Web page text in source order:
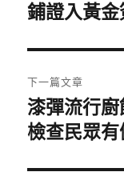
導
覽
一
文
章:
鋪證入黃
下一篇文章
下
一
文
漆彈流行
檢查民眾